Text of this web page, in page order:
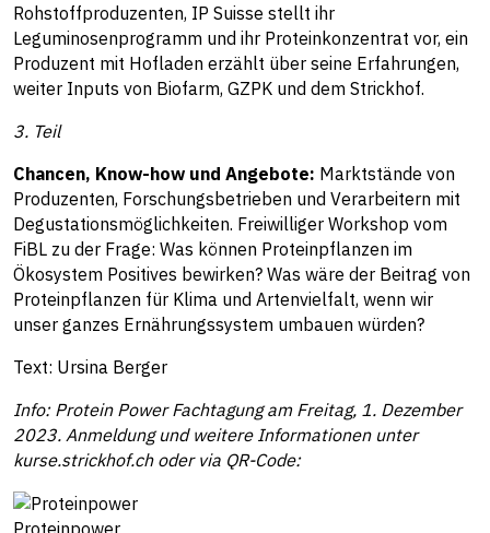
Rohstoffproduzenten, IP Suisse stellt ihr
Leguminosenprogramm und ihr Proteinkonzentrat vor, ein
Produzent mit Hofladen erzählt über seine Erfahrungen,
weiter Inputs von Biofarm, GZPK und dem Strickhof.
3. Teil
Chancen, Know-how und Angebote: Marktstände von
Produzenten, Forschungsbetrieben und Verarbeitern mit
Degustationsmöglichkeiten. Freiwilliger Workshop vom
FiBL zu der Frage: Was können Proteinpflanzen im
Ökosystem Positives bewirken? Was wäre der Beitrag von
Proteinpflanzen für Klima und Artenvielfalt, wenn wir
unser ganzes Ernährungssystem umbauen würden?
Text: Ursina Berger
Info: Protein Power Fachtagung am Freitag, 1. Dezember
2023. Anmeldung und weitere Informationen unter
kurse.strickhof.ch oder via QR-Code: